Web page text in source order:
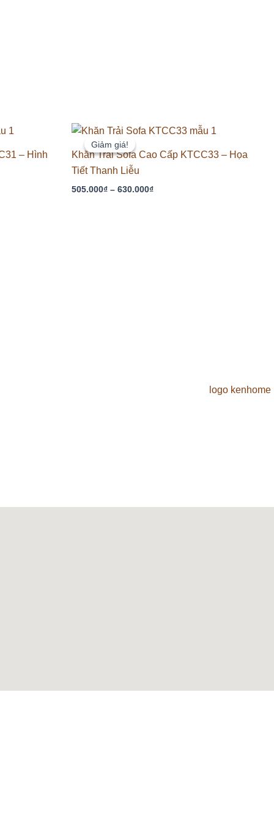
– Hình
Giảm giá!
Giảm giá!
Khăn Trải Sofa Cao Cấp KTCC33 – Họa
Tiết Thanh Liễu
505.000₫ – 630.000₫
Khoảng
từ
505.000₫